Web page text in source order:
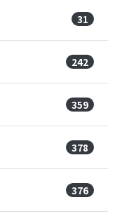
31
242
359
378
376